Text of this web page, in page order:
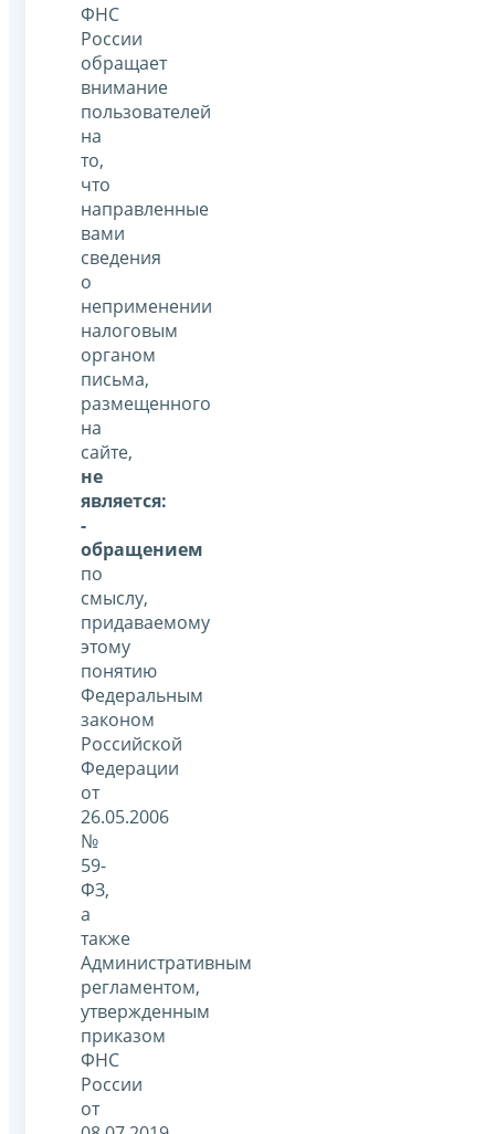
ФНС
России
обращает
внимание
пользователей
на
то,
что
направленные
вами
сведения
о
неприменении
налоговым
органом
письма,
размещенного
на
сайте,
не
является:
-
обращением
по
смыслу,
придаваемому
этому
понятию
Федеральным
законом
Российской
Федерации
от
26.05.2006
№
59-
ФЗ,
а
также
Административным
регламентом,
утвержденным
приказом
ФНС
России
от